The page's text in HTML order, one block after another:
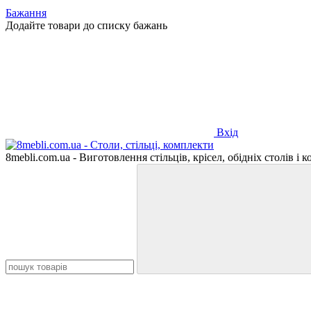
Бажання
Додайте товари до списку бажань
Вхід
8mebli.com.ua - Виготовлення стільців, крісел, обідніх столів і